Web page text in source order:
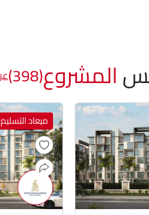
المشروع(398)
ميعاد التسليم: 2026